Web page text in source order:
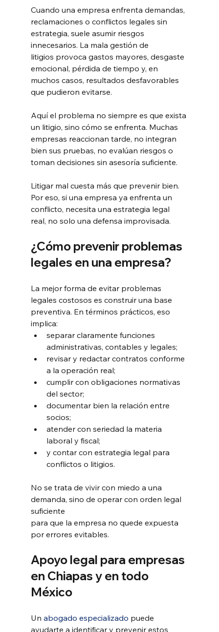
Cuando una empresa enfrenta demandas,
reclamaciones o conflictos legales sin
estrategia, suele asumir riesgos
innecesarios. La mala gestión de
litigios provoca gastos mayores, desgaste
emocional, pérdida de tiempo y, en
muchos casos, resultados desfavorables
que pudieron evitarse.
Aquí el problema no siempre es que exista
un litigio, sino cómo se enfrenta. Muchas
empresas reaccionan tarde, no integran
bien sus pruebas, no evalúan riesgos o
toman decisiones sin asesoría suficiente.
Litigar mal cuesta más que prevenir bien.
Por eso, si una empresa ya enfrenta un
conflicto, necesita una estrategia legal
real, no solo una defensa improvisada.
¿Cómo prevenir problemas
legales en una empresa?
La mejor forma de evitar problemas
legales costosos es construir una base
preventiva. En términos prácticos, eso
implica:
separar claramente funciones
administrativas, contables y legales;
revisar y redactar contratos conforme
a la operación real;
cumplir con obligaciones normativas
del sector;
documentar bien la relación entre
socios;
atender con seriedad la materia
laboral y fiscal;
y contar con estrategia legal para
conflictos o litigios.
No se trata de vivir con miedo a una
demanda, sino de operar con orden legal
suficiente
para que la empresa no quede expuesta
por errores evitables.
Apoyo legal para empresas
en Chiapas y en todo
México
Un abogado especializado puede
ayudarte a identificar y prevenir estos